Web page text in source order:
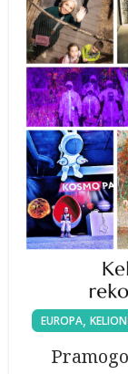
EUROPA,